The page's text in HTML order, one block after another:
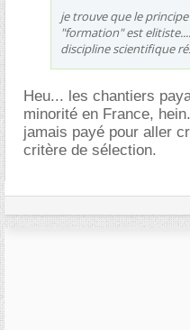
je trouve que le
"formation" est
discipline scientifique
Heu... les chantiers
minorité en France,
jamais payé pour aller
critère de sélection.